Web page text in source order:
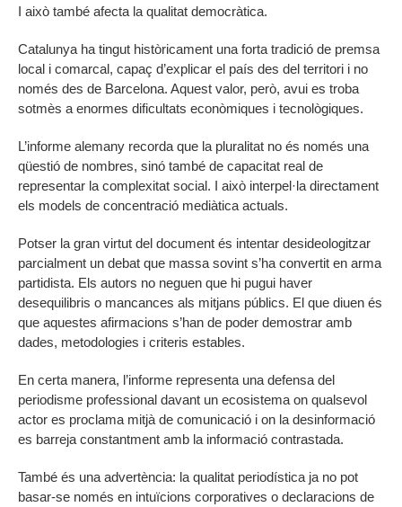
I això també afecta la qualitat democràtica.
Catalunya ha tingut històricament una forta tradició de premsa
local i comarcal, capaç d’explicar el país des del territori i no
només des de Barcelona. Aquest valor, però, avui es troba
sotmès a enormes dificultats econòmiques i tecnològiques.
L’informe alemany recorda que la pluralitat no és només una
qüestió de nombres, sinó també de capacitat real de
representar la complexitat social. I això interpel·la directament
els models de concentració mediàtica actuals.
Potser la gran virtut del document és intentar desideologitzar
parcialment un debat que massa sovint s’ha convertit en arma
partidista. Els autors no neguen que hi pugui haver
desequilibris o mancances als mitjans públics. El que diuen és
que aquestes afirmacions s’han de poder demostrar amb
dades, metodologies i criteris estables.
En certa manera, l’informe representa una defensa del
periodisme professional davant un ecosistema on qualsevol
actor es proclama mitjà de comunicació i on la desinformació
es barreja constantment amb la informació contrastada.
També és una advertència: la qualitat periodística ja no pot
basar-se només en intuïcions corporatives o declaracions de